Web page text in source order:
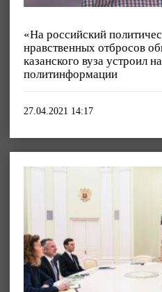
«На российский
нравственных отбросов
казанского вуза устроил
политинформации
27.04.2021 14:17